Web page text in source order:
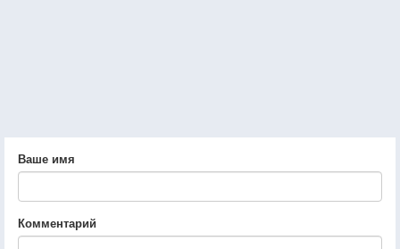
Ваше имя
Комментарий